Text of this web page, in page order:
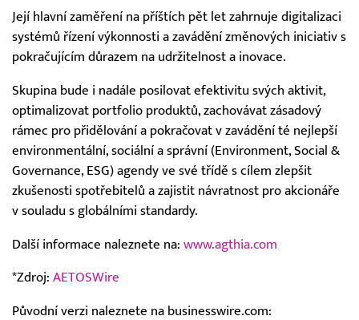
Její hlavní zaměření na příštích pět let zahrnuje digitalizaci
systémů řízení výkonnosti a zavádění změnových iniciativ s
pokračujícím důrazem na udržitelnost a inovace.
Skupina bude i nadále posilovat efektivitu svých aktivit,
optimalizovat portfolio produktů, zachovávat zásadový
rámec pro přidělování a pokračovat v zavádění té nejlepší
environmentální, sociální a správní (Environment, Social &
Governance, ESG) agendy ve své třídě s cílem zlepšit
zkušenosti spotřebitelů a zajistit návratnost pro akcionáře
v souladu s globálními standardy.
Další informace naleznete na: www.agthia.com
*Zdroj: AETOSWire
Původní verzi naleznete na businesswire.com: